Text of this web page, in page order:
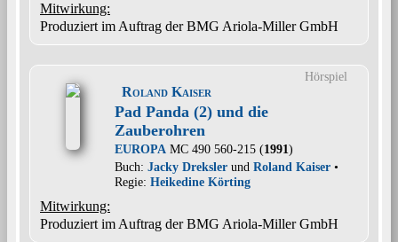
Mitwirkung:
Produziert im Auftrag der BMG Ariola-Miller GmbH
Hörspiel
Roland Kaiser
Pad Panda (2) und die
Zauberohren
EUROPA MC 490 560-215 (1991)
Buch: Jacky Dreksler und Roland Kaiser •
Regie: Heikedine Körting
Mitwirkung:
Produziert im Auftrag der BMG Ariola-Miller GmbH